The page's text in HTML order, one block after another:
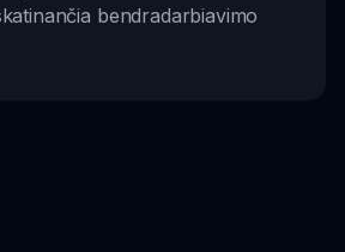
bendradarbiavimo